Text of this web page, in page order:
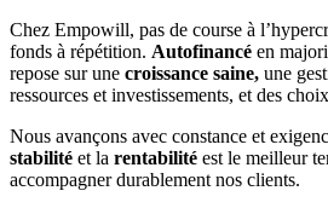
Chez Empowill, pas de course à
fonds à répétition. Autofinancé en
repose sur une croissance saine, une
ressources et investissements, et des
Nous avançons avec constance et
stabilité et la rentabilité est le meilleur
accompagner durablement nos clients.